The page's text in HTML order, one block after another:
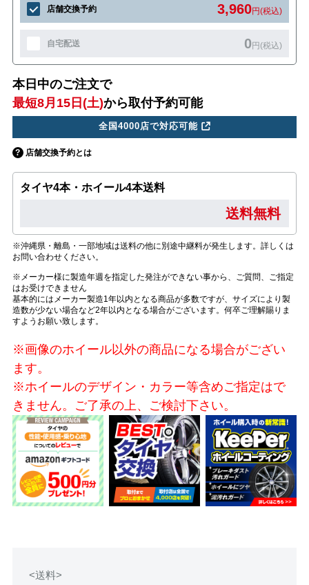
店舗交換予約 3,960円(税込)
自宅配送 0円(税込)
本日中のご注文で
最短8月15日(土)から取付予約可能
全国4000店で対応可能
店舗交換予約とは
タイヤ4本・ホイール4本送料
送料無料
※沖縄県・離島・一部地域は送料の他に別途中継料が発生します。詳しくは
お問い合わせください。
※メーカー様に製造年週を指定した発注ができない事から、ご質問、ご指定
はお受けできません
基本的にはメーカー製造1年以内となる商品が多数ですが、サイズにより製
造数が少ない場合など2年以内となる場合がございます。何卒ご理解賜りま
すようお願い致します。
※画像のホイール以外の商品になる場合がござい
ます。
※ホイールのデザイン・カラー等含めご指定はで
きません。ご了承の上、ご検討下さい。
<送料>